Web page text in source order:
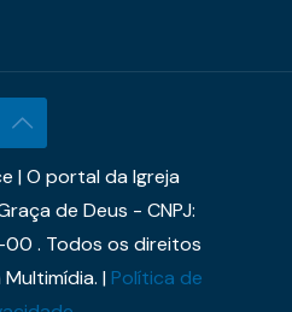
| O portal da Igreja
de Deus - CNPJ:
. Todos os direitos
|Política de